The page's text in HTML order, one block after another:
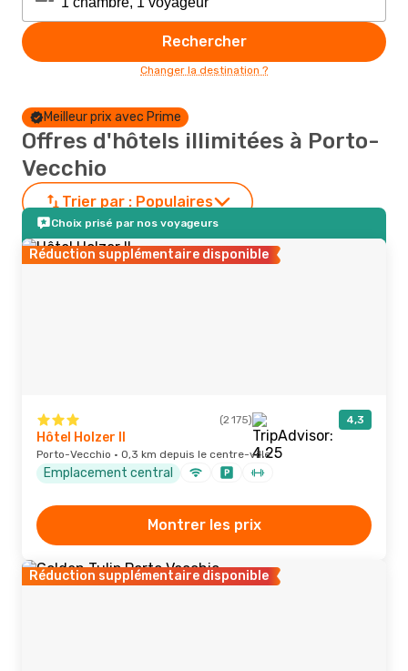
Rechercher
Changer la destination ?
Meilleur prix avec Prime
Offres d'hôtels illimitées à Porto-
Vecchio
Trier par : Populaires
Choix prisé par nos voyageurs
Réduction supplémentaire disponible
(2 175) 4,3
Hôtel Holzer II
Porto-Vecchio · 0,3 km depuis le centre-ville
Emplacement central
Montrer les prix
Réduction supplémentaire disponible